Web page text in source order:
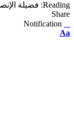
Reading: فضيلة
Share
Notification
Font
Aa